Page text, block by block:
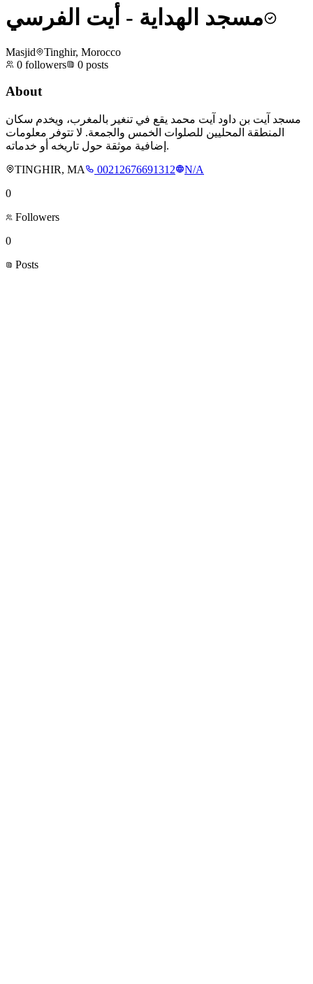
مسجد الهداية - أيت الفرسي
Masjid
Tinghir, Morocco
0 followers 0 posts
About
مسجد آيت بن داود آيت محمد يقع في تنغير بالمغرب، ويخدم سكان
المنطقة المحليين للصلوات الخمس والجمعة. لا تتوفر معلومات
إضافية موثقة حول تاريخه أو خدماته.
TINGHIR, MA
00212676691312
N/A
0
Followers
0
Posts